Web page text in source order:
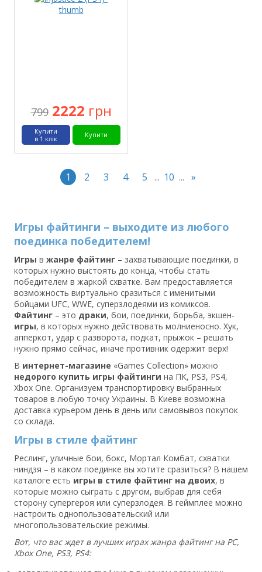
799 2222 грн
Купити
Купити
в 1 клік
1 2 3 4 5 ... 10 ... »
Игры файтинги – выходите из любого
поединка победителем!
Игры в жанре файтинг – захватывающие поединки, в
которых нужно выстоять до конца, чтобы стать
победителем в жаркой схватке. Вам предоставляется
возможность виртуально сразиться с именитыми
бойцами UFC, WWE, суперзлодеями из комиксов.
Файтинг – это драки, бои, поединки, борьба, экшен-
игры, в которых нужно действовать молниеносно. Хук,
апперкот, удар с разворота, подкат, прыжок – решать
нужно прямо сейчас, иначе противник одержит верх!
В интернет-магазине «Games Collection» можно
недорого купить игры файтинги на ПК, PS3, PS4,
Xbox One. Организуем транспортировку выбранных
товаров в любую точку Украины. В Киеве возможна
доставка курьером день в день или самовывоз покупок
со склада.
Игры в стиле файтинг
Реслинг, уличные бои, бокс, Мортал Комбат, схватки
ниндзя – в каком поединке вы хотите сразиться? В нашем
каталоге есть игры в стиле файтинг на двоих, в
которые можно сыграть с другом, выбрав для себя
сторону супергероя или суперзлодея. В геймплее можно
настроить однопользовательский или
многопользовательские режимы.
Вот, что вас ждет в лучших играх жанра файтинг на PC,
Xbox One, PS3, PS4: